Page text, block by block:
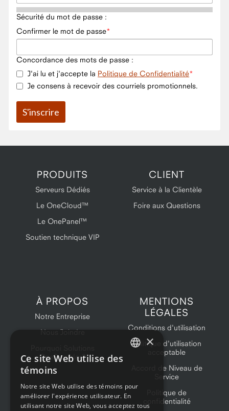
Sécurité du mot de passe :
Confirmer le mot de passe
Concordance des mots de passe :
J'ai lu et j'accepte la Politique de Confidentialité
Je consens à recevoir des courriels promotionnels.
PRODUITS
Serveurs Dédiés
Le OneCloud™
Le OnePanel™
Soutien technique VIP
CLIENT
Service à la Clientèle
Foire aux Questions
À PROPOS
Notre Entreprise
Nous Joindre
OneProvider?
MENTIONS
LÉGALES
Conditions d'utilisation
Politique d'utilisation
acceptable
Accord de Niveau de
Service
Politique de
confidentialité
×
Ce site Web utilise des
témoins
Notre site Web utilise des témoins pour
améliorer l'expérience utilisateur. En
utilisant notre site Web, vous acceptez tous